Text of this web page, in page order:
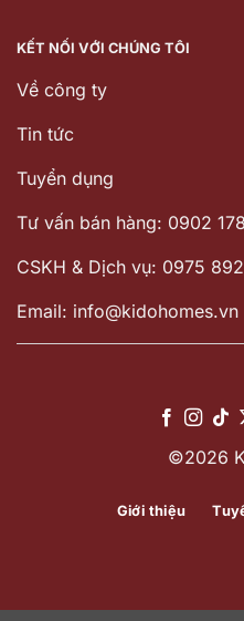
KẾT NỐI VỚI CHÚNG TÔI
Về công ty
Tin tức
Tuyển dụng
Tư vấn bán hàng: 0902
CSKH & Dịch vụ: 0975
Email: info@kidohomes.vn
©2026
Giới thiệu